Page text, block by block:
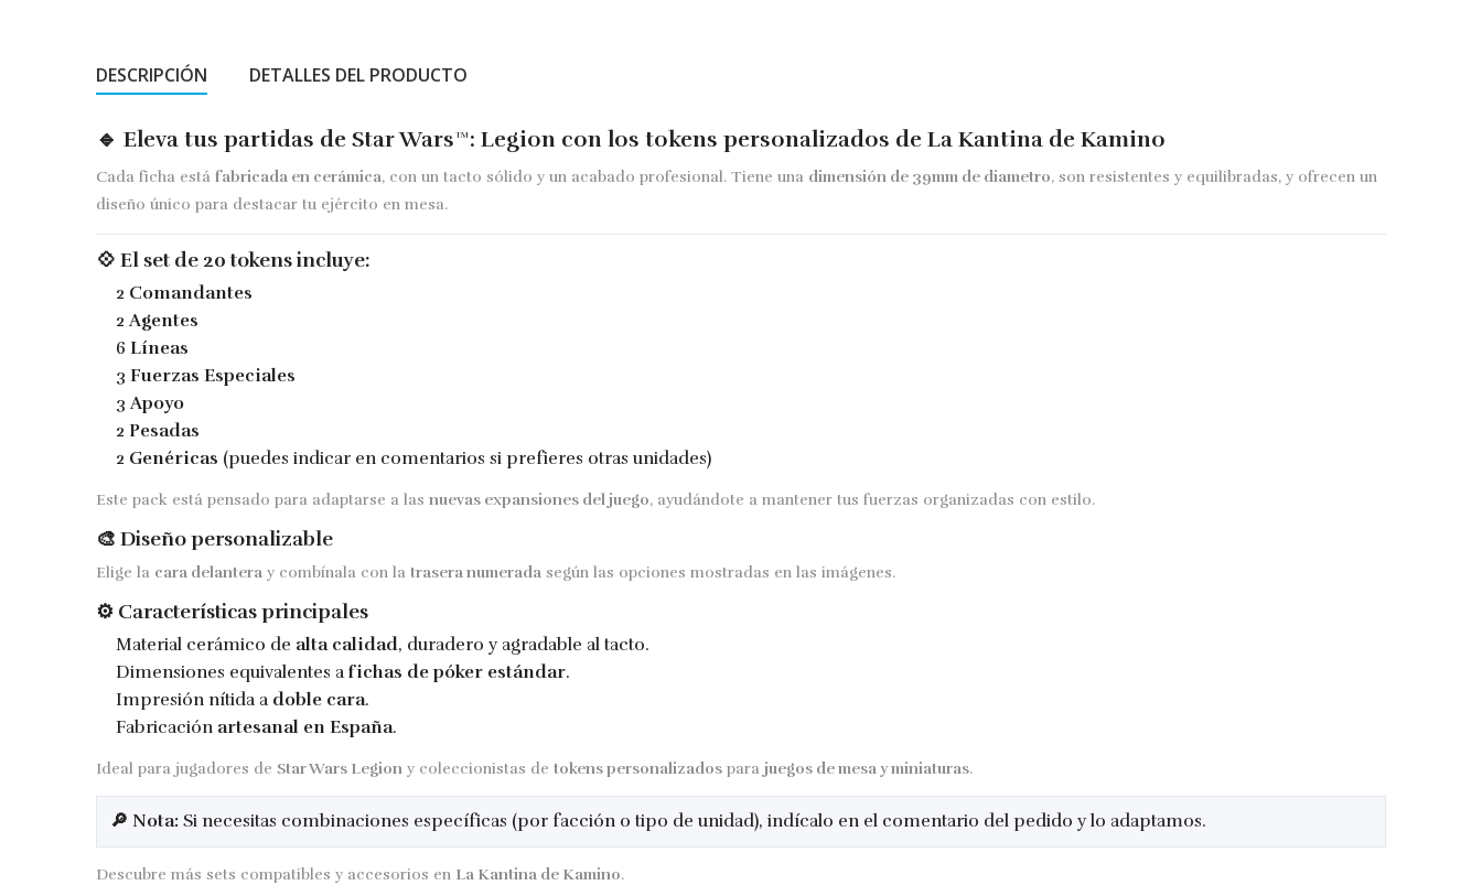
DESCRIPCIÓN DETALLES DEL PRODUCTO
🔹 Eleva tus partidas de Star Wars™: Legion con los tokens personalizados de La Kantina de Kamino
Cada ficha está fabricada en cerámica, con un tacto sólido y un acabado profesional. Tiene una dimensión de 39mm de diametro, son resistentes y equilibradas, y ofrecen un
diseño único para destacar tu ejército en mesa.
💠 El set de 20 tokensincluye:
2 Comandantes
2 Agentes
6 Líneas
3 Fuerzas Especiales
3 Apoyo
2 Pesadas
2 Genéricas (puedes indicar en comentarios si prefieres otras unidades)
Este pack está pensado para adaptarse a las nuevas expansiones del juego, ayudándote a mantener tus fuerzas organizadas con estilo.
🎨 Diseño personalizable
Elige la cara delantera y combínala con la trasera numerada según las opciones mostradas en las imágenes.
⚙️ Características principales
Material cerámico de alta calidad, duradero y agradable al tacto.
Dimensiones equivalentes afichas de póker estándar.
Impresión nítida a doble cara.
Fabricación artesanal en España.
Ideal para jugadores de Star Wars Legion y coleccionistas de tokens personalizados para juegos de mesa y miniaturas.
🔎 Nota: Si necesitas combinaciones específicas (por facción o tipo de unidad), indícalo en el comentario del pedido y lo adaptamos.
Descubre más sets compatibles y accesorios en La Kantina de Kamino.